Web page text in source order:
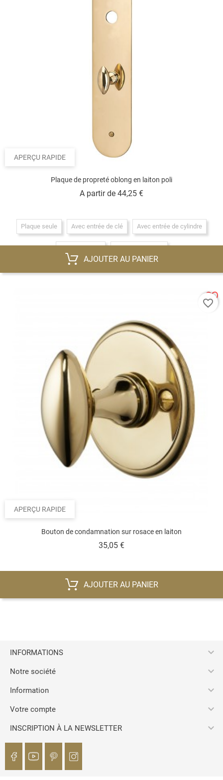
APERÇU RAPIDE
Plaque de propreté oblong en laiton poli
A partir de 44,25 €Prix
Plaque seule Avec entrée de clé Avec entrée de cylindre
AJOUTER AU PANIER
APERÇU RAPIDE
Bouton de condamnation sur rosace en laiton
35,05 €Prix
AJOUTER AU PANIER
favorite_border
INFORMATIONS 
Notre société 
Information 
Votre compte 
INSCRIPTION À LA NEWSLETTER 